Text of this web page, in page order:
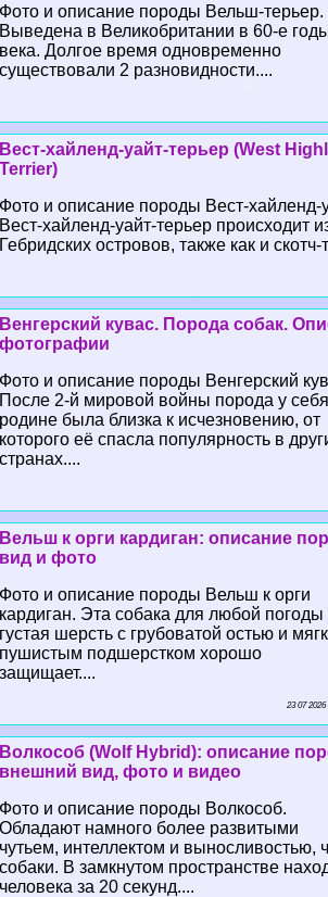
Фото и описание породы Вельш-терьер.
Выведена в Великобритании в 60-е
века. Долгое время одновременно
существовали 2 разновидности....
Вест-хайленд-уайт-терьер (West
Terrier)
Фото и описание породы Вест-хайленд-
Вест-хайленд-уайт-терьер происходит
Гебридских островов, также как и скотч-
Венгерский кувас. Порода собак.
фотографии
Фото и описание породы Венгерский
После 2-й мировой войны порода у
родине была близка к исчезновению, от
которого её спасла популярность в
странах....
Вельш к opги кардиган: описание
вид и фото
Фото и описание породы Вельш к opги
кардиган. Эта собака для любой погоды
густая шерсть с грубоватой остью и
пушистым подшерстком хорошо
защищает....
23 07 2026
Волкособ (Wolf Hybrid): описание
внешний вид, фото и видео
Фото и описание породы Волкособ.
Обладают намного более развитыми
чутьем, интеллектом и выносливостью,
собаки. В замкнутом прострaнcтве
человека за 20 секунд....